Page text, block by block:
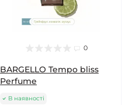
0
BARGELLO Tempo bliss
Perfume
В наявності